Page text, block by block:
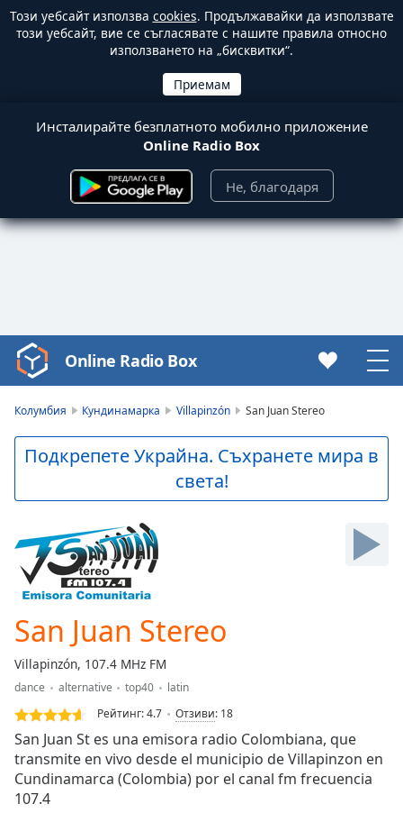
Този уебсайт използва cookies. Продължавайки да използвате
този уебсайт, вие се съгласявате с нашите правила относно
използването на „бисквитки“.
Инсталирайте безплатното мобилно приложение
Online Radio Box
Не, благодаря
Video
Player
Play
Video
Skip
Skip
Forward
Mute
Current
-:-
Loaded:
0.00%
Stream
Type
LIVE
Seek to
live,
currently
behind
liveLIVE
Online Radio Box
Колумбия Кундинамарка Villapinzón San Juan Stereo
Подкрепете Украйна. Съхранете мира в
света!
San Juan Stereo
Villapinzón, 107.4 MHz FM
dance alternative top40
latin
Рейтинг:4.7 Отзиви: 18
San Juan St es una emisora radio Colombiana, que
transmite en vivo desde el municipio de Villapinzon en
Cundinamarca (Colombia) por el canal fm frecuencia
107.4